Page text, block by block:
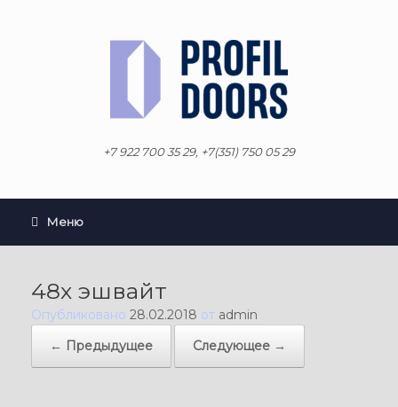
+7 922 700 35 29, +7(351) 750 05 29
Меню
48х эшвайт
Опубликовано 28.02.2018 от admin
← Предыдущее
Следующее →